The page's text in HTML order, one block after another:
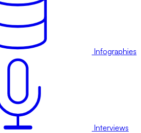
Infographies
Interviews